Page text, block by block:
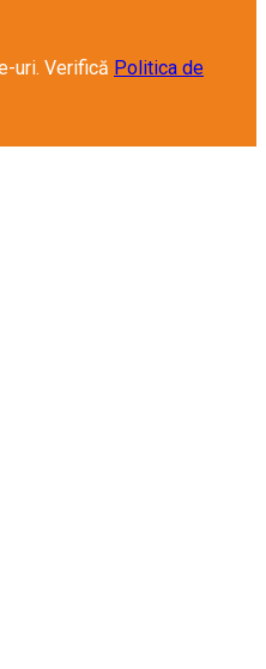
uri. Verifică Politica de